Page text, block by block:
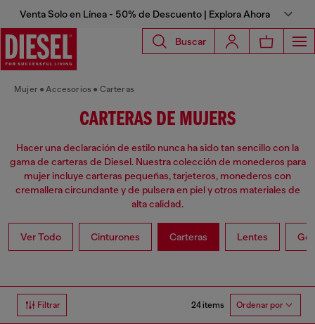
Venta Solo en Línea - 50% de Descuento | Explora Ahora
Buscar
Mujer Accesorios Carteras
CARTERAS DE MUJERS
Hacer una declaración de estilo nunca ha sido tan sencillo con la
gama de carteras de Diesel. Nuestra colección de monederos para
mujer incluye carteras pequeñas, tarjeteros, monederos con
cremallera circundante y de pulsera en piel y otros materiales de
alta calidad.
Ver Todo Cinturones Carteras Lentes
Filtrar 24 items Ordenar por